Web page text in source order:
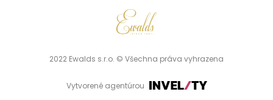
2022 Ewalds s.r.o. © Všechna práva vyhrazena
Vytvorené agentúrou